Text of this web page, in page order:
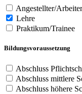
Angestellter/Arbeiter
Lehre
Praktikum/Trainee
Bildungsvoraussetzung
Abschluss
Abschluss mittlere
Abschluss höhere